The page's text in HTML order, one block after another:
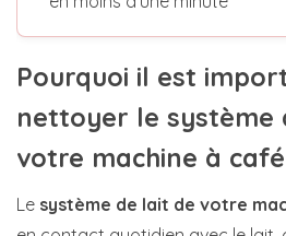
Pourquoi il est
nettoyer le système
votre machine à
Le système de lait de votre